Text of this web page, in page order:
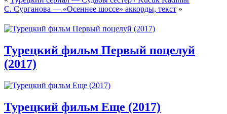
С. Сурганова — «Осеннее шоссе» аккорды, текст »
Турецкий фильм Первый поцелуй
(2017)
Турецкий фильм Еще (2017)